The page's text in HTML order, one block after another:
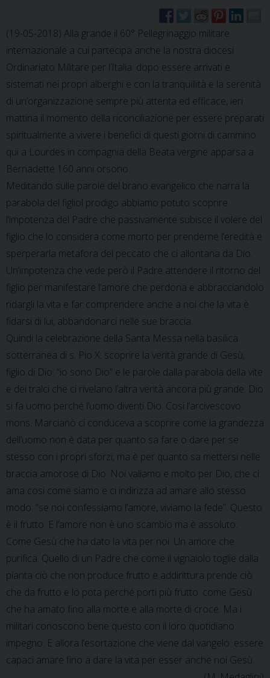
(19-05-2018) Alla grande il 60° Pellegrinaggio militare
internazionale a cui partecipa anche la nostra diocesi
Ordinariato Militare per l’Italia: dopo essere arrivati e
sistemati nei propri alberghi e con la tranquillità e la serenità
di un’organizzazione sempre più attenta ed efficace, ieri
mattina il momento della riconciliazione per essere preparati
spiritualmente a vivere i benefici di questi giorni di cammino
qui a Lourdes in compagnia della Beata vergine apparsa a
Bernadette 160 anni orsono.
Meditando sulle parole del brano evangelico che narra la
parabola del figliol prodigo abbiamo potuto scoprire
l’impotenza del Padre che passivamente subisce il volere del
figlio che lo considera come morto per prenderne l’eredità e
sperperarla metafora del peccato che ci allontana da Dio.
Un’impotenza che vede però il Padre attendere il ritorno del
figlio per manifestare l’amore che perdona e abbracciandolo
ridargli la vita e far comprendere anche a noi che la vita è
fidarsi di lui, abbandonarci nelle sue braccia.
Quindi la celebrazione della Santa Messa nella basilica
sotterranea di s. Pio X: scoprire la verità grande di Gesù,
figlio di Dio: “io sono Dio” e le parole dalla parabola della vite
e dei tralci che ci rivelano l’altra verità ancora più grande: Dio
si fa uomo perché l’uomo diventi Dio. Cosi l’arcivescovo
mons. Marcianò ci conduceva a scoprire come la grandezza
dell’uomo non è data per quanto sa fare o dare per se
stesso con i propri sforzi, ma è per quanto sa mettersi nelle
braccia amorose di Dio. Noi valiamo e molto per Dio, che ci
ama cosi come siamo e ci indirizza ad amare allo stesso
modo: “se noi confessiamo l’amore, viviamo la fede”. Questo
è il frutto. E l’amore non è uno scambio ma è assoluto.
Come Gesù che ha dato la vita per noi. Un amore che
purifica. Quello di un Padre che come il vignaiolo toglie dalla
pianta ciò che non produce frutto e addirittura prende ciò
che da frutto e lo pota perché porti più frutto: come Gesù
che ha amato fino alla morte e alla morte di croce. Ma i
militari conoscono bene questo con il loro quotidiano
impegno. E allora l’esortazione che viene dal vangelo: essere
capaci amare fino a dare la vita per esser anche noi Gesù.